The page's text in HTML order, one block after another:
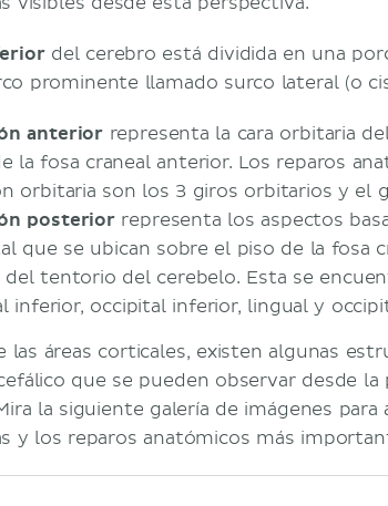
del cerebro está dividida en una
prominente llamado surco lateral (o
anterior representa la cara orbitaria
la fosa craneal anterior. Los reparos
orbitaria son los 3 giros orbitarios y el
posterior representa los aspectos
que se ubican sobre el piso de la fosa
del tentorio del cerebelo. Esta se
inferior, occipital inferior, lingual y
las áreas corticales, existen algunas
que se pueden observar desde
la siguiente galería de imágenes
y los reparos anatómicos más